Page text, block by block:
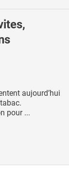
aujourd’hui
pour ...